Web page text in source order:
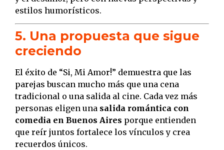
estilos humorísticos.
5. Una propuesta que sigue
creciendo
El éxito de “Si, Mi Amor!” demuestra que las
parejas buscan mucho más que una cena
tradicional o una salida al cine. Cada vez más
personas eligen una salida romántica con
comedia en Buenos Aires porque entienden
que reír juntos fortalece los vínculos y crea
recuerdos únicos.